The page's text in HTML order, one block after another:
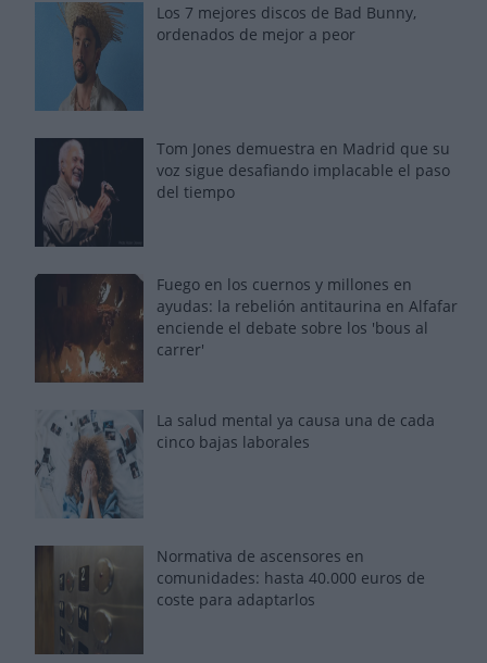
Los 7 mejores discos de Bad Bunny,
ordenados de mejor a peor
Tom Jones demuestra en Madrid que su
voz sigue desafiando implacable el paso
del tiempo
Fuego en los cuernos y millones en
ayudas: la rebelión antitaurina en Alfafar
enciende el debate sobre los 'bous al
carrer'
La salud mental ya causa una de cada
cinco bajas laborales
Normativa de ascensores en
comunidades: hasta 40.000 euros de
coste para adaptarlos